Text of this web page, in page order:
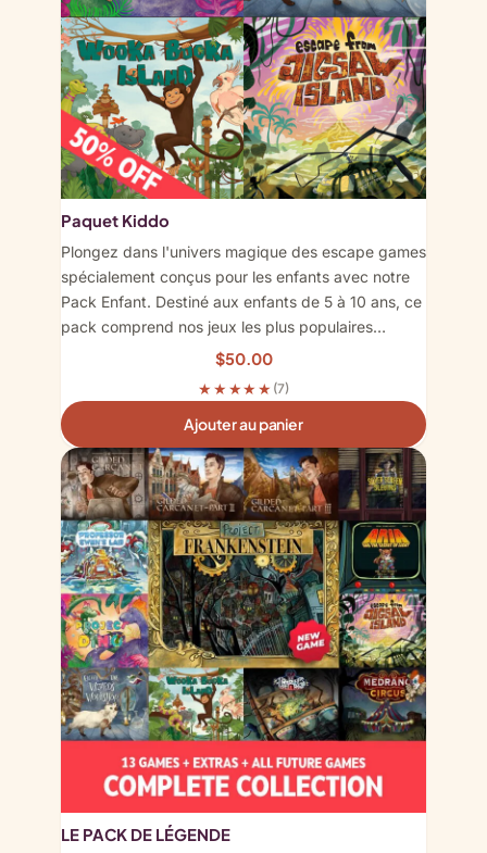
Paquet Kiddo
Plongez dans l'univers magique des escape games
spécialement conçus pour les enfants avec notre
Pack Enfant. Destiné aux enfants de 5 à 10 ans, ce
pack comprend nos jeux les plus populaires…
$50.00
★★★★★ (7)
Ajouter au panier
LE PACK DE LÉGENDE